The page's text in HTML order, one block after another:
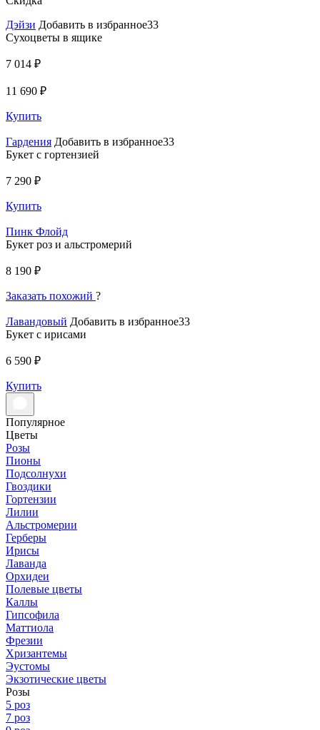
Дэйзи Добавить в избранное33
Сухоцветы в ящике
7 014 ₽
11 690 ₽
Купить
Гардения Добавить в избранное33
Букет с гортензией
7 290 ₽
Купить
Пинк Флойд
Букет роз и альстромерий
8 190 ₽
Заказать похожий ?
Лавандовый Добавить в избранное33
Букет с ирисами
6 590 ₽
Купить
Популярное
Цветы
Розы
Пионы
Подсолнухи
Гвоздики
Гортензии
Лилии
Альстромерии
Герберы
Ирисы
Лаванда
Орхидеи
Полевые цветы
Каллы
Гипсофила
Маттиола
Фрезии
Хризантемы
Эустомы
Экзотические цветы
Розы
5 роз
7 роз